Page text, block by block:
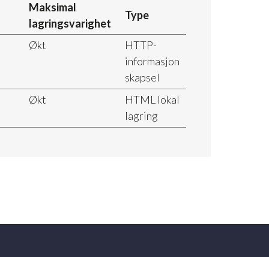
Maksimal
lagringsvarighet
Type
Økt
HTTP-
informasjon
skapsel
Økt
HTML lokal
lagring